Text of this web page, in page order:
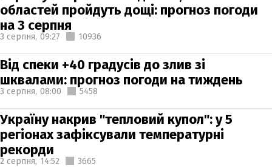
областей пройдуть дощі: прогноз погоди
на 3 серпня
3 серпня, 09:27 10936
Від спеки +40 градусів до злив зі
шквалами: прогноз погоди на тиждень
3 серпня, 08:00 5458
Україну накрив "тепловий купол": у 5
регіонах зафіксували температурні
рекорди
2 серпня, 14:52 3665